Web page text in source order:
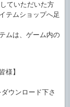
ていただいた方
テムショップへ足
ムは、ゲーム内の
様】
ウンロード下さ